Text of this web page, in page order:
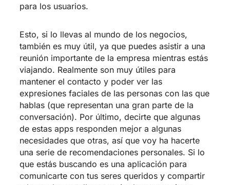
para los usuarios.
Esto, si lo llevas al mundo de los negocios,
también es muy útil, ya que puedes asistir a una
reunión importante de la empresa mientras estás
viajando. Realmente son muy útiles para
mantener el contacto y poder ver las
expresiones faciales de las personas con las que
hablas (que representan una gran parte de la
conversación). Por último, decirte que algunas
de estas apps responden mejor a algunas
necesidades que otras, así que voy ha hacerte
una serie de recomendaciones personales. Si lo
que estás buscando es una aplicación para
comunicarte con tus seres queridos y compartir